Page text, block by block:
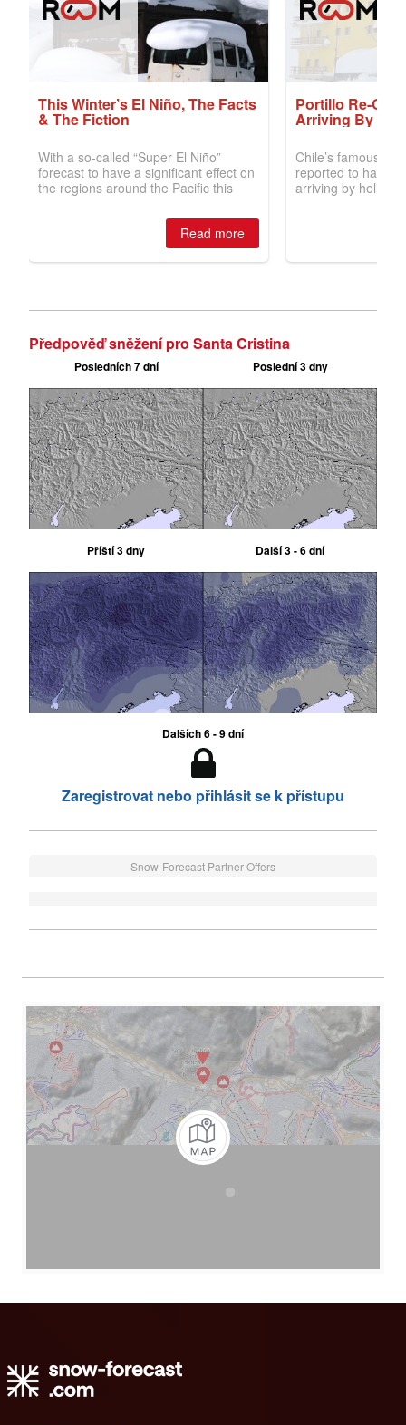
Předpověď sněžení pro Santa Cristina
Posledních 7 dní Poslední 3 dny
Příští 3 dny Další 3 - 6 dní
Dalších 6 - 9 dní
Zaregistrovat nebo přihlásit se k přístupu
Snow-Forecast Partner Offers